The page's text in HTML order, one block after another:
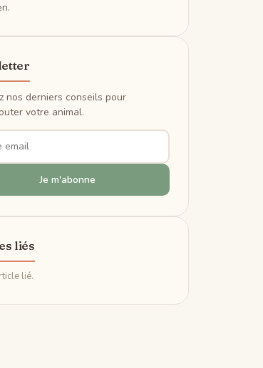
nos derniers conseils pour
votre animal.
Je m'abonne
liés
lié.